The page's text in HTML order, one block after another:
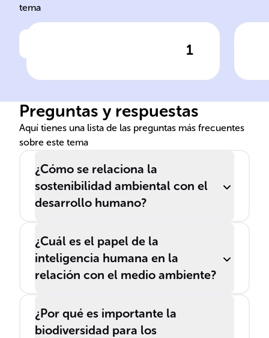
tema
1
Aspectos como la gestión de
______ naturales y la
renovables son
fundamentales para un
desarrollo ______.
Haz clic para comprobar la respuesta
se
Preguntas y respuestas
Aquí tienes una lista de las preguntas más frecuentes
sobre este tema
¿Cómo se relaciona la
sostenibilidad ambiental con el
desarrollo humano?
¿Cuál es el papel de la
inteligencia humana en la
relación con el medio ambiente?
¿Por qué es importante la
biodiversidad para los